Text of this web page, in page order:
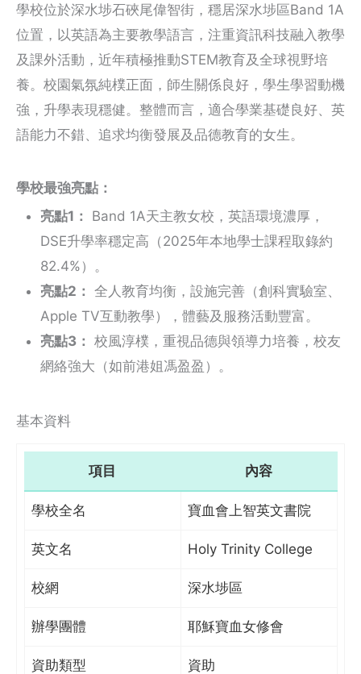
學校位於深水埗石硤尾偉智街，穩居深水埗區Band 1A
位置，以英語為主要教學語言，注重資訊科技融入教學
及課外活動，近年積極推動STEM教育及全球視野培
養。校園氣氛純樸正面，師生關係良好，學生學習動機
強，升學表現穩健。整體而言，適合學業基礎良好、英
語能力不錯、追求均衡發展及品德教育的女生。
學校最強亮點：
亮點1：
Band 1A天主教女校，英語環境濃厚，
DSE升學率穩定高（2025年本地學士課程取錄約
82.4%）。
亮點2： 全人教育均衡，設施完善（創科實驗室、
Apple TV互動教學），體藝及服務活動豐富。
亮點3： 校風淳樸，重視品德與領導力培養，校友
網絡強大（如前港姐馮盈盈）。
基本資料
項目 內容
學校全名 寶血會上智英文書院
英文名 Holy Trinity College
校網 深水埗區
辦學團體 耶穌寶血女修會
資助類型 資助